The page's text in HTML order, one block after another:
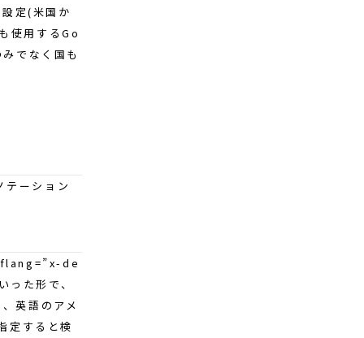
定(米国か
使用するGo
でなく国も
ーション
de
た形で、
英語のアメ
定すると検